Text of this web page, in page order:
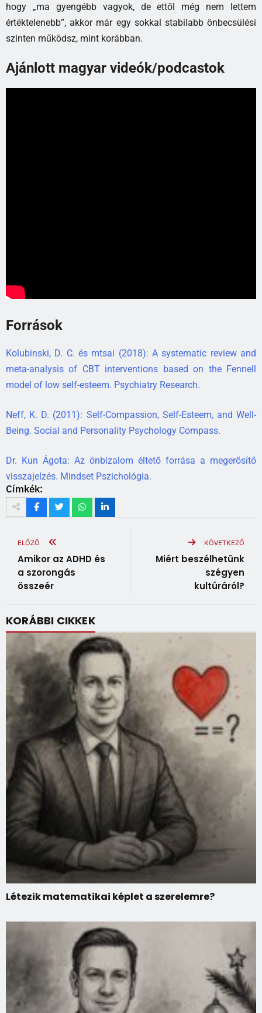
hogy „ma gyengébb vagyok, de ettől még nem lettem
értéktelenebb”, akkor már egy sokkal stabilabb önbecsülési
szinten működsz, mint korábban.
Ajánlott magyar videók/podcastok
Források
Kolubinski, D. C. és mtsai (2018): A systematic review and
meta-analysis of CBT interventions based on the Fennell
model of low self-esteem. Psychiatry Research.
Neff, K. D. (2011): Self-Compassion, Self-Esteem, and Well-
Being. Social and Personality Psychology Compass.
Dr. Kun Ágota: Az önbizalom éltető forrása a megerősítő
visszajelzés. Mindset Pszichológia.
Címkék:
ELŐZŐ
Amikor az ADHD és
a szorongás
összeér
KÖVETKEZŐ
Miért beszélhetünk
szégyen
kultúráról?
KORÁBBI CIKKEK
Létezik matematikai képlet a szerelemre?